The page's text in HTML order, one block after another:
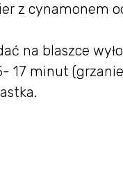
z cynamonem
na blaszce
17 minut